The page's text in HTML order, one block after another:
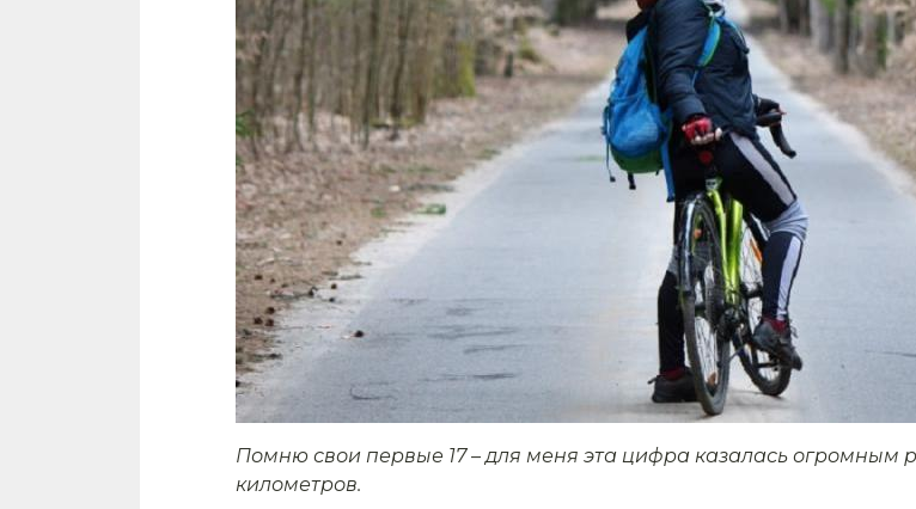
Помню свои первые 17 – для меня эта цифра казалась огромным
километров.